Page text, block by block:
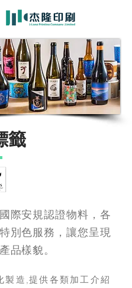
籤
際安規認證物料，各
別色服務，讓您呈現
品樣貌。
製造,提供各類加工介紹